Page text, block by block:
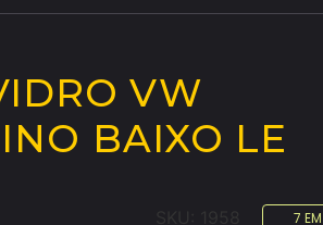
VW
BAIXO LE
7 EM